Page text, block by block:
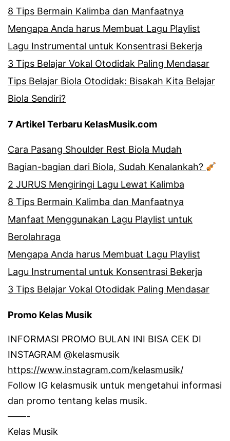
8 Tips Bermain Kalimba dan Manfaatnya
Mengapa Anda harus Membuat Lagu Playlist
Lagu Instrumental untuk Konsentrasi Bekerja
3 Tips Belajar Vokal Otodidak Paling Mendasar
Tips Belajar Biola Otodidak: Bisakah Kita Belajar
Biola Sendiri?
7 Artikel Terbaru KelasMusik.com
Cara Pasang Shoulder Rest Biola Mudah
Bagian-bagian dari Biola, Sudah Kenalankah?
2 JURUS Mengiringi Lagu Lewat Kalimba
8 Tips Bermain Kalimba dan Manfaatnya
Manfaat Menggunakan Lagu Playlist untuk
Berolahraga
Mengapa Anda harus Membuat Lagu Playlist
Lagu Instrumental untuk Konsentrasi Bekerja
3 Tips Belajar Vokal Otodidak Paling Mendasar
Promo Kelas Musik
INFORMASI PROMO BULAN INI BISA CEK DI
INSTAGRAM @kelasmusik
https://www.instagram.com/kelasmusik/
Follow IG kelasmusik untuk mengetahui informasi
dan promo tentang kelas musik.
——-
Kelas Musik